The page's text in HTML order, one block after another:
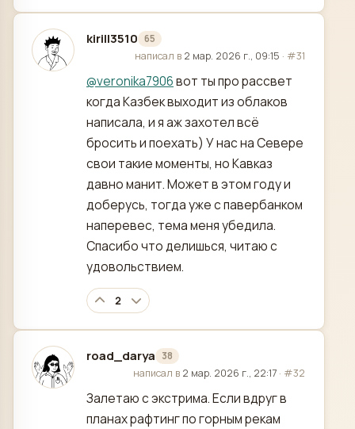
kirill3510 65
отредактировано
написал в 2 мар. 2026 г., 09:15 · #31
@veronika7906вот ты про рассвет
когда Казбек выходит из облаков
написала, и я аж захотел всё
бросить и поехать) У нас на Севере
свои такие моменты, но Кавказ
давно манит. Может в этом году и
доберусь, тогда уже с павербанком
наперевес, тема меня убедила.
Спасибо что делишься, читаю с
удовольствием.
2
road_darya 38
отредактировано
написал в 2 мар. 2026 г., 22:17 · #32
Залетаю с экстрима. Если вдруг в
планах рафтинг по горным рекам